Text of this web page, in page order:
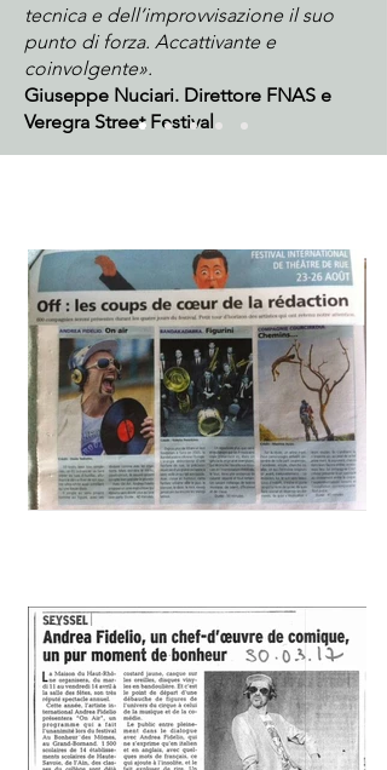
tecnica e dell’improvvisazione il suo
punto di forza. Accattivante e
coinvolgente».
Giuseppe Nuciari. Direttore FNAS e
Veregra Street Festival